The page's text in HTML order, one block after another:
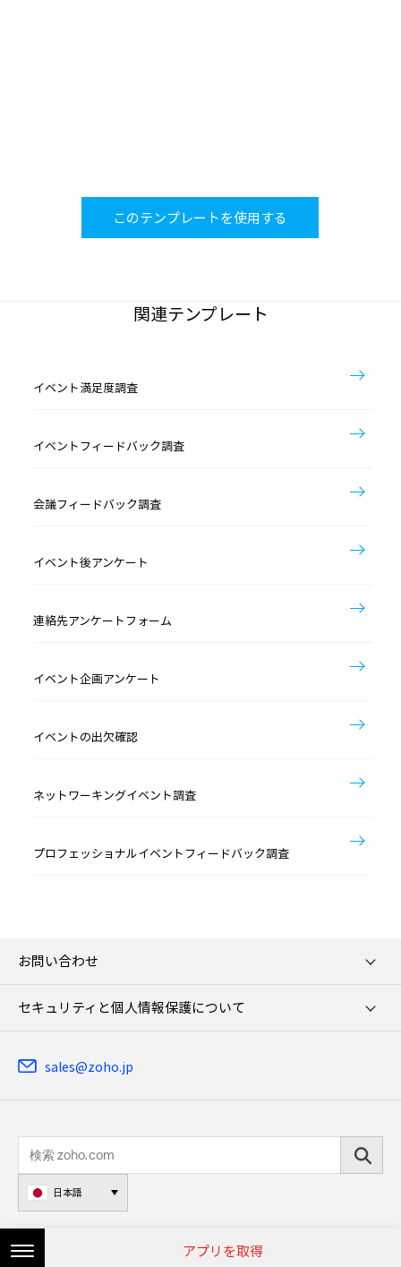
このテンプレートを使用する
関連テンプレート
イベント満足度調査
イベントフィードバック調査
会議フィードバック調査
イベント後アンケート
連絡先アンケートフォーム
イベント企画アンケート
イベントの出欠確認
ネットワーキングイベント調査
プロフェッショナルイベントフィードバック調査
お問い合わせ
セキュリティと個人情報保護について
sales@zoho.jp
日本語
© 2026, ZOHO Japan Corporation. All Rights Reserved.
アプリを取得